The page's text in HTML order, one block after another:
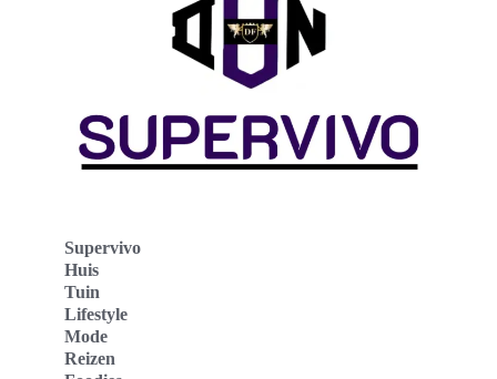
Supervivo
Huis
Tuin
Lifestyle
Mode
Reizen